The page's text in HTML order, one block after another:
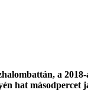
a
hat másodpercet